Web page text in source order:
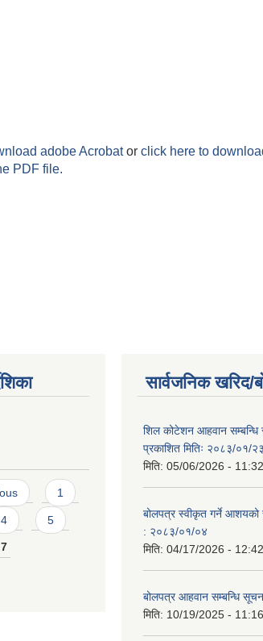
adobe Acrobator click here to
PDF file.
1
4 5
7
सार्वजनिक खरिद/
शिल कोटेशन आहवान
प्रकाशित मितिः २०८३/०१/
मिति: 05/06/2026 - 11:32
बोलपत्र स्वीकृत गर्ने
: २०८३/०१/०४
मिति: 04/17/2026 - 12:42
बोलपत्र आहवान सम्बन्धि
मिति: 10/19/2025 - 11:16